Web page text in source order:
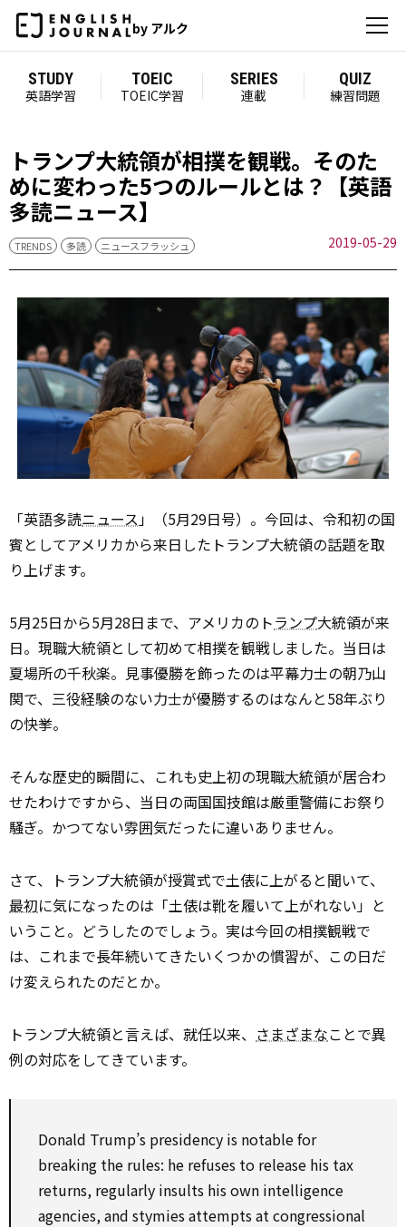
by アルク
STUDY
英語学習
TOEIC
TOEIC学習
SERIES
連載
QUIZ
練習問題
トランプ大統領が相撲を観戦。そのた
めに変わった5つのルールとは？【英語
多読ニュース】
TRENDS 多読 ニュースフラッシュ 2019-05-29
「英語多読ニュース」（5月29日号）。今回は、令和初の国
賓としてアメリカから来日したトランプ大統領の話題を取
り上げます。
5月25日から5月28日まで、アメリカのトランプ大統領が来
日。現職大統領として初めて相撲を観戦しました。当日は
夏場所の千秋楽。見事優勝を飾ったのは平幕力士の朝乃山
関で、三役経験のない力士が優勝するのはなんと58年ぶり
の快挙。
そんな歴史的瞬間に、これも史上初の現職大統領が居合わ
せたわけですから、当日の両国国技館は厳重警備にお祭り
騒ぎ。かつてない雰囲気だったに違いありません。
さて、トランプ大統領が授賞式で土俵に上がると聞いて、
最初に気になったのは「土俵は靴を履いて上がれない」と
いうこと。どうしたのでしょう。実は今回の相撲観戦で
は、これまで長年続いてきたいくつかの慣習が、この日だ
け変えられたのだとか。
トランプ大統領と言えば、就任以来、 さまざまなことで異
例の対応をしてきています。
Donald Trump’s presidency is notablefor
breaking the rules: he refuses to release his tax
returns, regularly insults his own intelligence
agencies, and stymies attempts at congressional